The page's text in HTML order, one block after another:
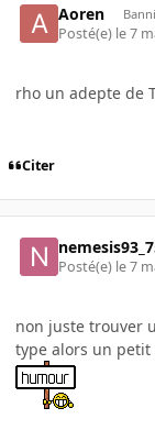
Aoren Banni
Posté(e) le 7
rho un adepte de
Citer
Posté(e) le 7
non juste trouver
type alors un petit